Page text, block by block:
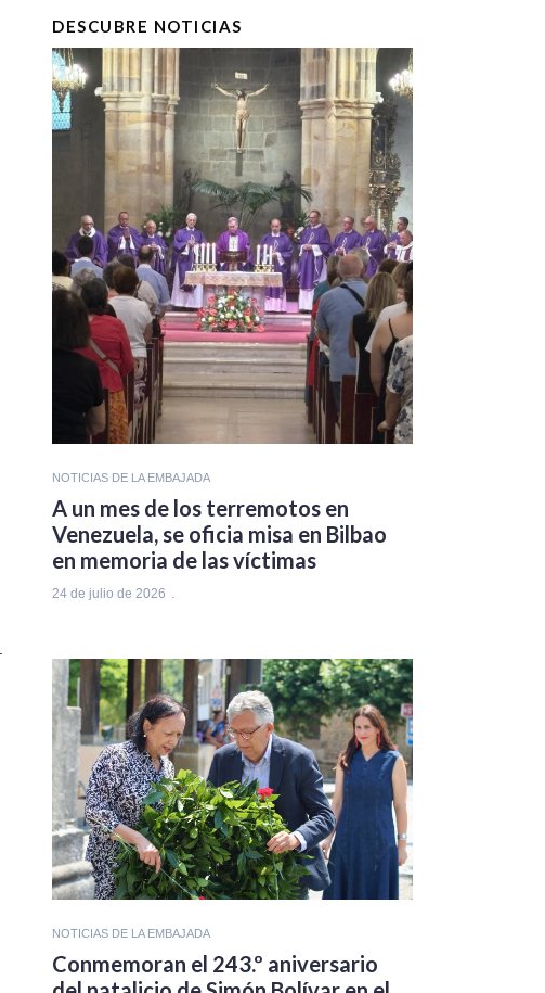
DESCUBRE NOTICIAS
NOTICIAS DE LA EMBAJADA
A un mes de los terremotos en
Venezuela, se oficia misa en Bilbao
en memoria de las víctimas
24 de julio de 2026
NOTICIAS DE LA EMBAJADA
Conmemoran el 243.º aniversario